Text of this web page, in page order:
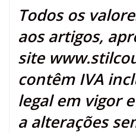
Todos os
aos artigos,
site
contêm IVA
legal em vigor
a alterações